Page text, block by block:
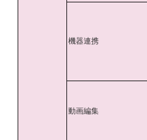
機器連携
動画編集